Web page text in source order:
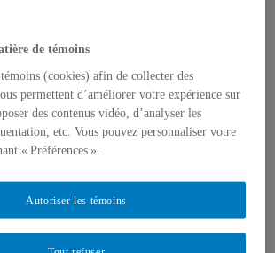
salles
de témoins
(cookies) afin de collecter des
permettent d’améliorer votre expérience sur
des contenus vidéo, d’analyser les
etc. Vous pouvez personnaliser votre
« Préférences ».
Autoriser les témoins